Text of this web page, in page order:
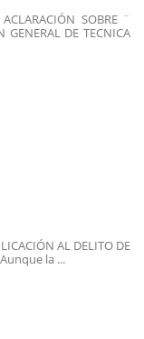
SOBRE ¨
GENERAL DE TECNICA
AL DELITO DE
la ...